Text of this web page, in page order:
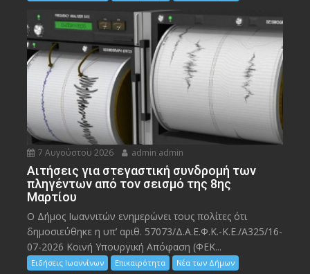
7 Αυγούστου 2026 admin admin
Αιτήσεις για στεγαστική συνδρομή των
πληγέντων από τον σεισμό της 8ης
Μαρτίου
Ο Δήμος Ιωαννιτών ενημερώνει τους πολίτες ότι
δημοσιεύθηκε η υπ’ αριθ. 57073/Δ.Α.Ε.Φ.Κ.-Κ.Ε./Α325/16-
07-2026 Κοινή Υπουργική Απόφαση (ΦΕΚ...
Ειδήσεις Ιωαννίνων Επικαιρότητα Νέα των Δήμων